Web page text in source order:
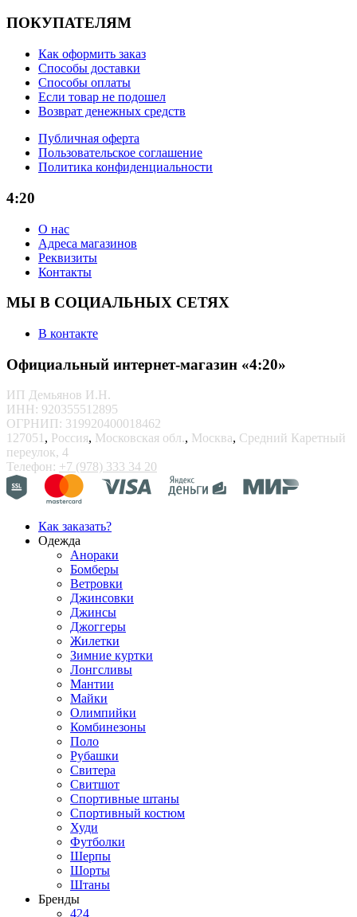
ПОКУПАТЕЛЯМ
Как оформить заказ
Способы доставки
Способы оплаты
Если товар не подошел
Возврат денежных средств
Публичная оферта
Пользовательское соглашение
Политика конфиденциальности
4:20
О нас
Адреса магазинов
Реквизиты
Контакты
МЫ В СОЦИАЛЬНЫХ СЕТЯХ
В контакте
Официальный интернет-магазин «4:20»
ИП Демьянов И.Н.
ИНН: 920355512895
ОГРНИП: 319920400018462
127051 , Россия, Московская обл., Москва, Средний Каретный
переулок, 4
Телефон: +7 (978) 333 34 20
Как заказать?
Одежда
Анораки
Бомберы
Ветровки
Джинсовки
Джинсы
Джоггеры
Жилетки
Зимние куртки
Лонгсливы
Мантии
Майки
Олимпийки
Комбинезоны
Поло
Рубашки
Свитера
Свитшот
Спортивные штаны
Спортивный костюм
Худи
Футболки
Шерпы
Шорты
Штаны
Бренды
424